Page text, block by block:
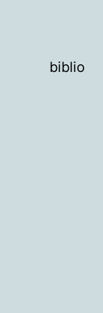
biblio